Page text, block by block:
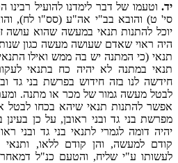
יד. וטעמו של דבר לימדנו להועיל
סי' ט) והובא בב"י אה"ע (סס"ו לח),
יוכל להתנות תנאי במעשה שהוא עושה
היה ראוי שאדם שעושה מעשה כגון
תנאי (כי המתנה יש בה ממש ואילו
תנאי במתנה לא יהיה כח בתנאי
חידשה לנו בזה חידוש בפרשת בני גד
לבטל מעשה גמור של מכר או מתנה.
אפשר להתנות תנאי שיהא בכחו
מפרשת בני גד ובני ראובן, על כן
יהיה דומה לגמרי לתנאי בני גד ובני
קודם למעשה, והן קודם ללאו,
לעשותו ע"י שליח, והטעם כנ"ל